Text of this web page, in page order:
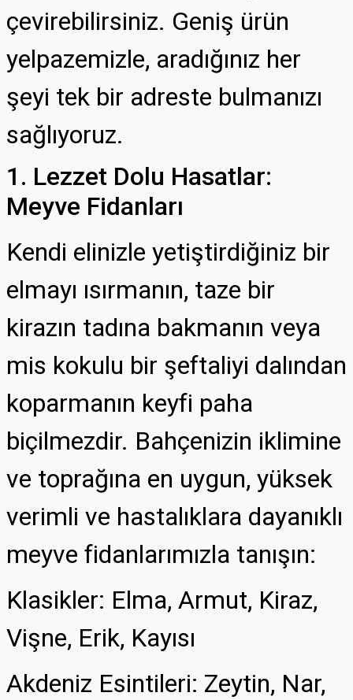
çevirebilirsiniz. Geniş ürün
yelpazemizle, aradığınız her
şeyi tek bir adreste bulmanızı
sağlıyoruz.
1. Lezzet Dolu Hasatlar:
Meyve Fidanları
Kendi elinizle yetiştirdiğiniz bir
elmayı ısırmanın, taze bir
kirazın tadına bakmanın veya
mis kokulu bir şeftaliyi dalından
koparmanın keyfi paha
biçilmezdir. Bahçenizin iklimine
ve toprağına en uygun, yüksek
verimli ve hastalıklara dayanıklı
meyve fidanlarımızla tanışın:
Klasikler: Elma, Armut, Kiraz,
Vişne, Erik, Kayısı
Akdeniz Esintileri: Zeytin, Nar,